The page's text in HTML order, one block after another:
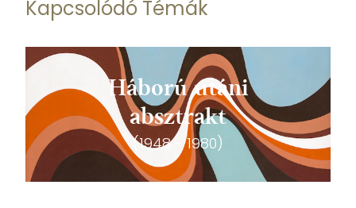
Kapcsolódó Témák
Háború utáni
absztrakt
(1948 - 1980)